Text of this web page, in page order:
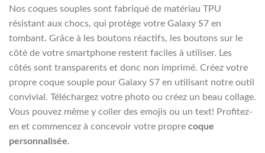
Nos coques souples sont fabriqué de matériau TPU
résistant aux chocs, qui protège votre Galaxy S7 en
tombant. Grâce à les boutons réactifs, les boutons sur le
côté de votre smartphone restent faciles à utiliser. Les
côtés sont transparents et donc non imprimé. Créez votre
propre coque souple pour Galaxy S7 en utilisant notre outil
convivial. Téléchargez votre photo ou créez un beau collage.
Vous pouvez même y coller des emojis ou un text! Profitez-
en et commencez à concevoir votre propre coque
personnalisée.